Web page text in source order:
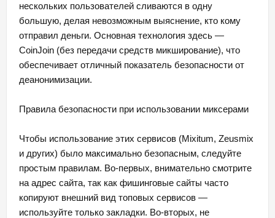
нескольких пользователей сливаются в одну
большую, делая невозможным выяснение, кто кому
отправил деньги. Основная технология здесь —
CoinJoin (без передачи средств микширование), что
обеспечивает отличный показатель безопасности от
деанонимизации.
Правила безопасности при использовании миксерами
Чтобы использование этих сервисов (Mixitum, Zeusmix
и других) было максимально безопасным, следуйте
простым правилам. Во-первых, внимательно смотрите
на адрес сайта, так как фишинговые сайты часто
копируют внешний вид топовых сервисов —
используйте только закладки. Во-вторых, не